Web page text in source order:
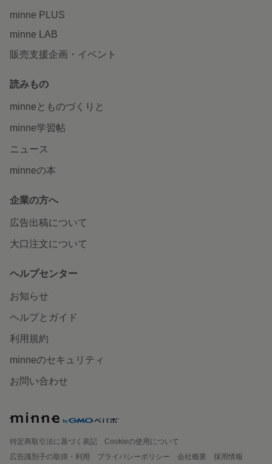
minne PLUS
minne LAB
販売支援企画・イベント
読みもの
minneとものづくりと
minne学習帖
ニュース
minneの本
企業の方へ
広告出稿について
大口注文について
ヘルプセンター
お知らせ
ヘルプとガイド
利用規約
minneのセキュリティ
お問い合わせ
特定商取引法に基づく表記
Cookieの使用について
広告識別子の取得・利用
プライバシーポリシー 会社概要
採用情報